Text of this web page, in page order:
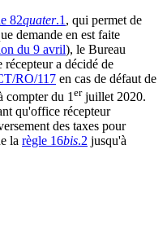
82quater.1 , qui permet de
demande en est faite
du 9 avril), le Bureau
a décidé de
RO/117 en cas de défaut de
compter du 1 erjuillet 2020.
qu'office récepteur
des taxes pour
la règle 16bis.2 jusqu'à